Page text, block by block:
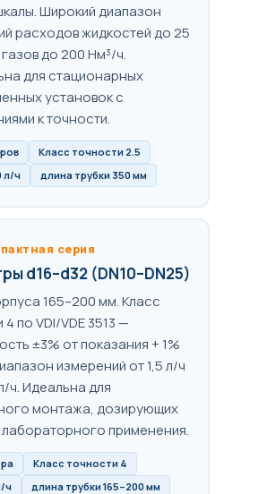
Широкий диапазон
расходов жидкостей до 25
до 200 Нм³/ч.
для стационарных
установок с
к точности.
Класс точности 2.5
л/ч
длина трубки 350 мм
серия
d16–d32 (DN10–DN25)
165–200 мм. Класс
по VDI/VDE 3513 —
±3% от показания + 1%
измерений от 1,5 л/ч
ч. Идеальна для
монтажа, дозирующих
применения.
Класс точности 4
ч
длина трубки 165–200 мм